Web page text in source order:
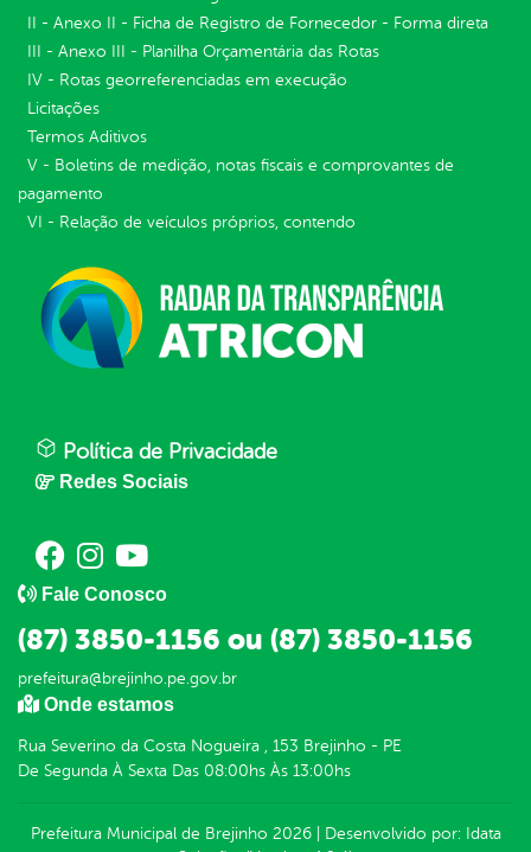
II - Anexo II - Ficha de Registro de Fornecedor - Forma direta
III - Anexo III - Planilha Orçamentária das Rotas
IV - Rotas georreferenciadas em execução
Licitações
Termos Aditivos
V - Boletins de medição, notas fiscais e comprovantes de
pagamento
VI - Relação de veículos próprios, contendo
Política de Privacidade
Redes Sociais
Fale Conosco
(87) 3850-1156 ou (87) 3850-1156
prefeitura@brejinho.pe.gov.br
Onde estamos
Rua Severino da Costa Nogueira , 153 Brejinho - PE
De Segunda À Sexta Das 08:00hs Às 13:00hs
Prefeitura Municipal de Brejinho 2026| Desenvolvido por: Idata